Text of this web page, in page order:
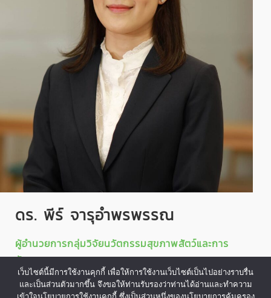
ดร. พีร์ จารุอำพรพรรณ
ผู้อำนวยการกลุ่มวิจัยนวัตกรรมสุขภาพสัตว์และการ
จัดการ
เว็บไซต์นี้มีการใช้งานคุกกี้ เพื่อให้การใช้งานเว็บไซต์เป็นไปอย่างราบรื่น
และเป็นส่วนตัวมากขึ้น จึงขอให้ท่านรับรองว่าท่านได้อ่านและทำความ